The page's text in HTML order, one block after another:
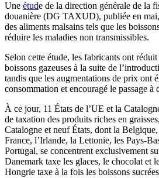
Une étude de la direction générale de la
douanière (DG TAXUD), publiée en
des aliments malsains tels que les
réduire les maladies non transmissibles.
Selon cette étude, les fabricants ont
boissons gazeuses à la suite de
tandis que les augmentations de prix ont
consommation et encouragé le passage à
À ce jour, 11 États de l’UE et la
de taxation des produits riches en
Catalogne et neuf États, dont la
France, l’Irlande, la Lettonie, les Pays-
Portugal, se concentrent exclusivement
Danemark taxe les glaces, le chocolat et
Hongrie taxe à la fois les boissons